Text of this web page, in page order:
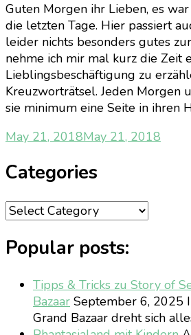
Guten Morgen ihr Lieben, es
die letzten Tage. Hier passiert
leider nichts besonders gutes
nehme ich mir mal kurz die Zeit
Lieblingsbeschäftigung zu
Kreuzworträtsel. Jeden Morgen
sie minimum eine Seite in ihren
May 21, 2018May 21, 2018
Categories
Categories
Popular posts:
Tipps & Tricks zu Story of
Bazaar September 6, 2025
Grand Bazaar dreht sich